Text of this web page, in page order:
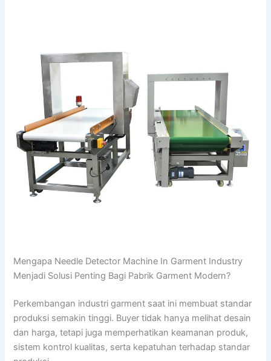
Mengapa Needle Detector Machine In Garment Industry
Menjadi Solusi Penting Bagi Pabrik Garment Modern?
Perkembangan industri garment saat ini membuat standar
produksi semakin tinggi. Buyer tidak hanya melihat desain
dan harga, tetapi juga memperhatikan keamanan produk,
sistem kontrol kualitas, serta kepatuhan terhadap standar